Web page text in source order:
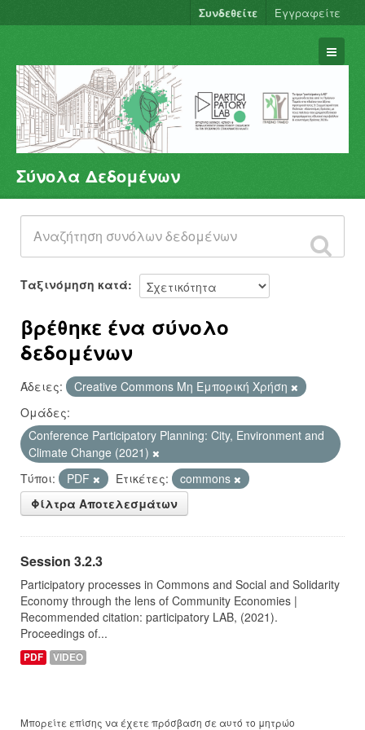
Συνδεθείτε Εγγραφείτε
Σύνολα Δεδομένων
Φορείς
Ομάδες
Σχετικά
Σύνολα Δεδομένων
Ταξινόμηση κατά
βρέθηκε ένα σύνολο
δεδομένων
Άδειες:
Creative Commons Μη Εμπορική Χρήση
Ομάδες:
Conference Participatory Planning: City, Environment and
Climate Change (2021)
Τύποι:
PDF Ετικέτες:
commons
Φίλτρα Αποτελεσμάτων
Session 3.2.3
Participatory processes in Commons and Social and Solidarity
Economy through the lens of Community Economies |
Recommended citation: participatory LAB, (2021).
Proceedings of...
PDF VIDEO
Μπορείτε επίσης να έχετε πρόσβαση σε αυτό το μητρώο